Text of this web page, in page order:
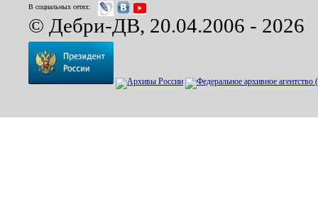
В социальных сетях:
© Дебри-ДВ, 20.04.2006 - 2026